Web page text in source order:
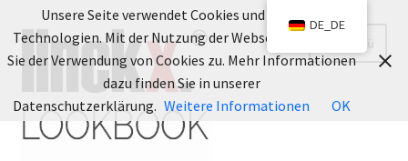
Zur
Navigation
Zum
Inhalt
DE_DE
Unsere Seite verwendet Cookies und ähnliche
Technologien. Mit der Nutzung der Webseite stimmen
Sie der Verwendung von Cookies zu. Mehr Informationen
dazu finden Sie in unserer
Datenschutzerklärung. Weitere Informationen OK